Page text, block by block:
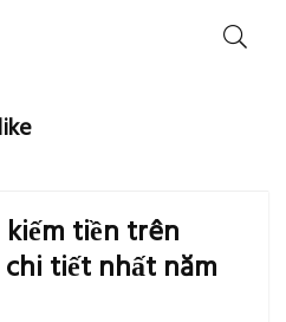
tiền trên
tiết nhất năm